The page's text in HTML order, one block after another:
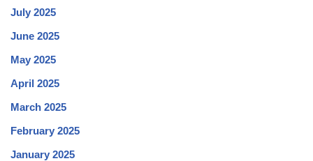
July 2025
June 2025
May 2025
April 2025
March 2025
February 2025
January 2025